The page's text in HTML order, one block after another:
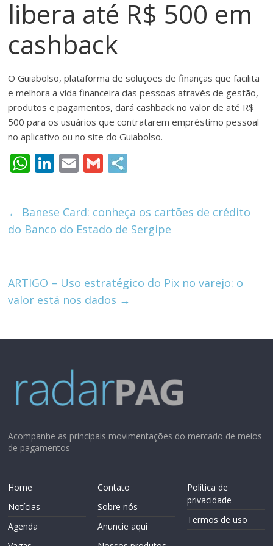
meios
de
pagamentos
libera até R$ 500 em
cashback
O Guiabolso, plataforma de soluções de finanças que facilita
e melhora a vida financeira das pessoas através de gestão,
produtos e pagamentos, dará cashback no valor de até R$
500 para os usuários que contratarem empréstimo pessoal
no aplicativo ou no site do Guiabolso.
W
s
A
p
Li
k
e
dI
E
ai
l
G
ai
l
← Banese Card: conheça os cartões de crédito
do Banco do Estado de Sergipe
ARTIGO – Uso estratégico do Pix no varejo: o
valor está nos dados →
Acompanhe as principais movimentações do mercado de meios
de pagamentos
Home
Notícias
Agenda
Contato
Sobre nós
Anuncie aqui
Política de
privacidade
Termos de uso